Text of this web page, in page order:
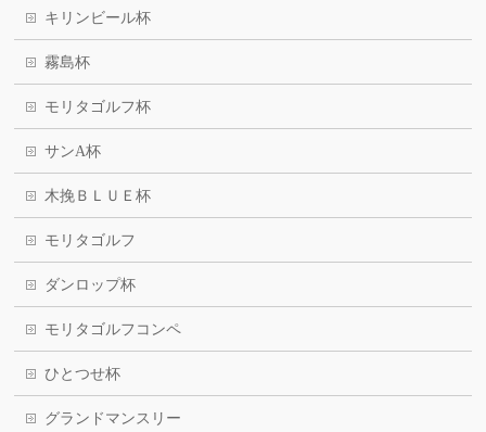
キリンビール杯
霧島杯
モリタゴルフ杯
サンA杯
木挽ＢＬＵＥ杯
モリタゴルフ
ダンロップ杯
モリタゴルフコンペ
ひとつせ杯
グランドマンスリー